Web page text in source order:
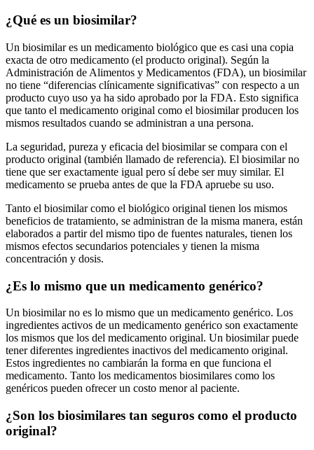
¿Qué es un biosimilar?
Un biosimilar es un medicamento biológico que es casi una copia
exacta de otro medicamento (el producto original). Según la
Administración de Alimentos y Medicamentos (FDA), un biosimilar
no tiene “diferencias clínicamente significativas” con respecto a un
producto cuyo uso ya ha sido aprobado por la FDA. Esto significa
que tanto el medicamento original como el biosimilar producen los
mismos resultados cuando se administran a una persona.
La seguridad, pureza y eficacia del biosimilar se compara con el
producto original (también llamado de referencia). El biosimilar no
tiene que ser exactamente igual pero sí debe ser muy similar. El
medicamento se prueba antes de que la FDA apruebe su uso.
Tanto el biosimilar como el biológico original tienen los mismos
beneficios de tratamiento, se administran de la misma manera, están
elaborados a partir del mismo tipo de fuentes naturales, tienen los
mismos efectos secundarios potenciales y tienen la misma
concentración y dosis.
¿Es lo mismo que un medicamento genérico?
Un biosimilar no es lo mismo que un medicamento genérico. Los
ingredientes activos de un medicamento genérico son exactamente
los mismos que los del medicamento original. Un biosimilar puede
tener diferentes ingredientes inactivos del medicamento original.
Estos ingredientes no cambiarán la forma en que funciona el
medicamento. Tanto los medicamentos biosimilares como los
genéricos pueden ofrecer un costo menor al paciente.
¿Son los biosimilares tan seguros como el producto
original?